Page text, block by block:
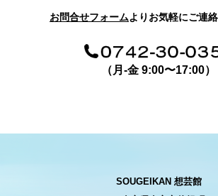
お問合せフォームよりお気軽にご連絡
（月-金 9:00〜17:00）
SOUGEIKAN 想芸館